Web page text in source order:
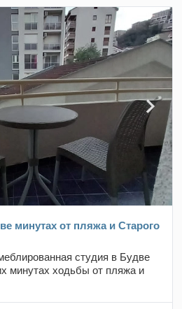
минутах от пляжа и Старого
студия в Будве
минутах ходьбы от пляжа и